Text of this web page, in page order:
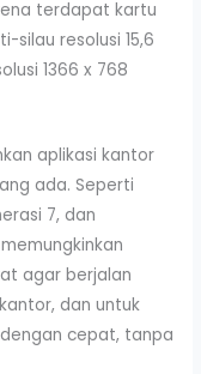
terdapat kartu
silau resolusi 15,6
1366 x 768
aplikasi kantor
ada. Seperti
7, dan
agar berjalan
dan untuk
cepat, tanpa